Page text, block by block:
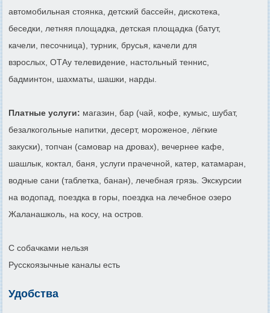
автомобильная стоянка, детский бассейн, дискотека,
беседки, летняя площадка, детская площадка (батут,
качели, песочница), турник, брусья, качели для
взрослых, ОТАу телевидение, настольный теннис,
бадминтон, шахматы, шашки, нарды.
Платные услуги: магазин, бар (чай, кофе, кумыс, шубат,
безалкогольные напитки, десерт, мороженое, лёгкие
закуски), топчан (самовар на дровах), вечернее кафе,
шашлык, коктал, баня, услуги прачечной, катер, катамаран,
водные сани (таблетка, банан), лечебная грязь. Экскурсии
на водопад, поездка в горы, поездка на лечебное озеро
Жаланашколь, на косу, на остров.
С собачками нельзя
Русскоязычные каналы есть
Удобства